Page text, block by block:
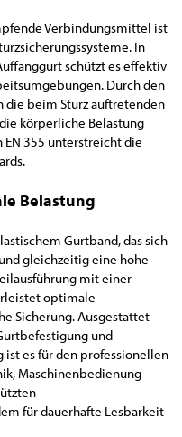
Verbindungsmittel ist
In
schützt es effektiv
Durch den
beim Sturz auftretenden
körperliche Belastung
355 unterstreicht die
Belastung
Gurtband, das sich
gleichzeitig eine hohe
mit einer
optimale
Sicherung. Ausgestattet
und
ist es für den professionellen
Maschinenbedienung
für dauerhafte Lesbarkeit